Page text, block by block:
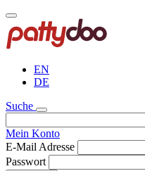
Direkt
zum
Inhalt
EN
DE
Suche
Mein Konto
E-Mail Adresse
Passwort